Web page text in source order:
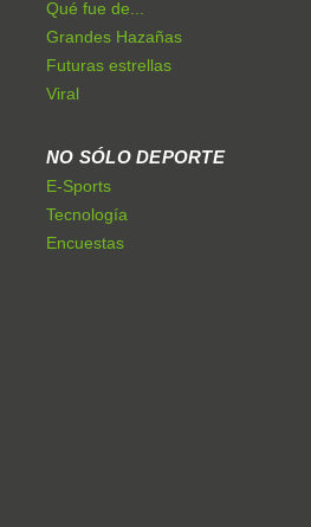
Qué fue de...
Grandes Hazañas
Futuras estrellas
Viral
NO SÓLO DEPORTE
E-Sports
Tecnología
Encuestas